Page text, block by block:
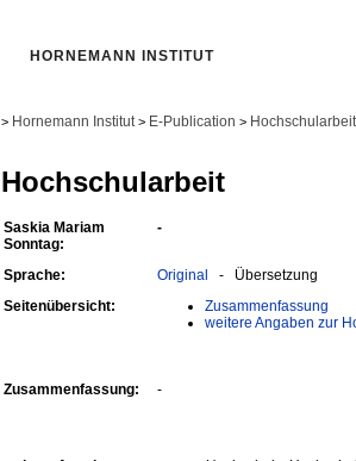
HORNEMANN INSTITUT
> Hornemann Institut > E-Publication >
Hochschularbeit
Saskia Mariam
Sonntag:
-
Sprache: Original - Übersetzung
Seitenübersicht:
Zusammenfassung
weitere Angaben zur
Zusammenfassung: -